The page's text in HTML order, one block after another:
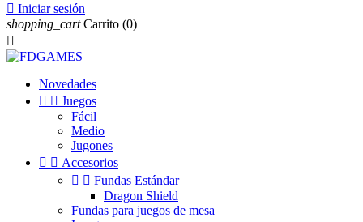
 Iniciar sesión
shopping_cart Carrito (0)

Novedades
  Juegos
Fácil
Medio
Jugones
  Accesorios
  Fundas Estándar
Dragon Shield
Fundas para juegos de mesa